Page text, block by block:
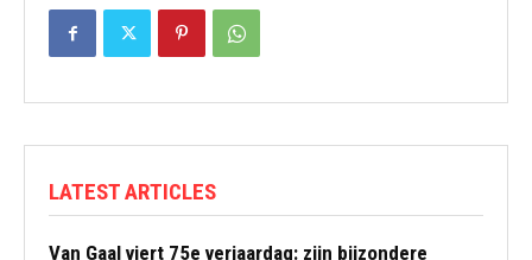
LATEST ARTICLES
Van Gaal viert 75e verjaardag: zijn bijzondere